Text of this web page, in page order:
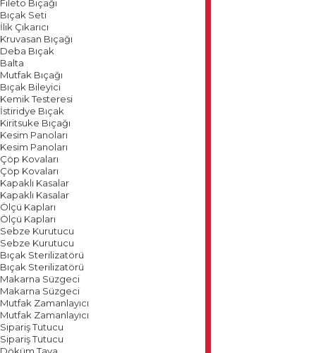
Fileto Bıçağı
Bıçak Seti
İlik Çıkarıcı
Kruvasan Bıçağı
Deba Bıçak
Balta
Mutfak Bıçağı
Bıçak Bileyici
Kemik Testeresi
İstiridye Bıçak
Kiritsuke Bıçağı
Kesim Panoları
Kesim Panoları
Çöp Kovaları
Çöp Kovaları
Kapaklı Kasalar
Kapaklı Kasalar
Ölçü Kapları
Ölçü Kapları
Sebze Kurutucu
Sebze Kurutucu
Bıçak Sterilizatörü
Bıçak Sterilizatörü
Makarna Süzgeci
Makarna Süzgeci
Mutfak Zamanlayıcı
Mutfak Zamanlayıcı
Sipariş Tutucu
Sipariş Tutucu
Döküm Tava